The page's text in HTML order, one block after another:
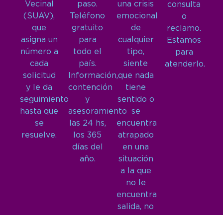
Vecinal
(SUAV),
que
asigna un
número a
cada
solicitud
y le da
seguimiento
hasta que
se
resuelve.
paso.
Teléfono
gratuito
para
todo el
país.
Información,
contención
y
asesoramiento
las 24 hs,
los 365
días del
año.
una crisis
emocional
de
cualquier
tipo,
siente
que nada
tiene
sentido o
se
encuentra
atrapado
en una
situación
a la que
no le
encuentra
salida, no
consulta
o
reclamo.
Estamos
para
atenderlo.